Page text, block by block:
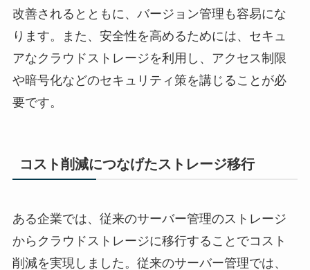
改善されるとともに、バージョン管理も容易にな
ります。また、安全性を高めるためには、セキュ
アなクラウドストレージを利用し、アクセス制限
や暗号化などのセキュリティ策を講じることが必
要です。
コスト削減につなげたストレージ移行
ある企業では、従来のサーバー管理のストレージ
からクラウドストレージに移行することでコスト
削減を実現しました。従来のサーバー管理では、